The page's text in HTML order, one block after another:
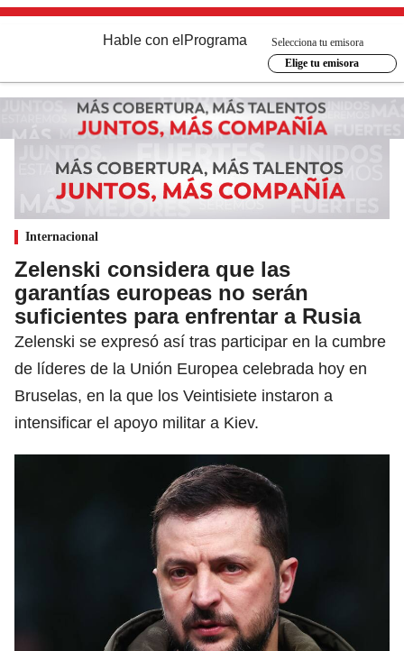
Hable con el Programa
Selecciona tu emisora
Elige tu emisora
Internacional
Zelenski considera que las
garantías europeas no serán
suficientes para enfrentar a Rusia
Zelenski se expresó así tras participar en la cumbre
de líderes de la Unión Europea celebrada hoy en
Bruselas, en la que los Veintisiete instaron a
intensificar el apoyo militar a Kiev.